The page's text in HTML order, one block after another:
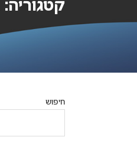
קטגוריה:
חיפוש